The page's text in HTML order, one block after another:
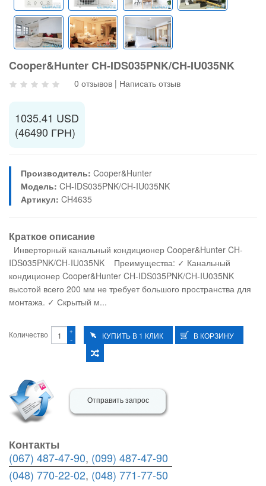
Cooper&Hunter CH-IDS035PNK/CH-IU035NK
0 отзывов | Написать отзыв
1035.41 USD
(46490 ГРН)
Производитель: Cooper&Hunter
Модель: CH-IDS035PNK/CH-IU035NK
Артикул: CH4635
Краткое описание
Инверторный канальный кондиционер Cooper&Hunter CH-
IDS035PNK/CH-IU035NK Преимущества: ✓ Канальный
кондиционер Cooper&Hunter CH-IDS035PNK/CH-IU035NK
высотой всего 200 мм не требует большого пространства для
монтажа. ✓ Скрытый м...
Количество -
+
Отправить запрос
Контакты
(067) 487-47-90, (099) 487-47-90
(048) 770-22-02, (048) 771-77-50